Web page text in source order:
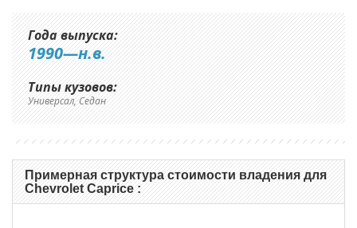
Года выпуска:
1990—н.в.
Типы кузовов:
Универсал, Седан
Примерная структура стоимости владения для
Chevrolet Caprice :